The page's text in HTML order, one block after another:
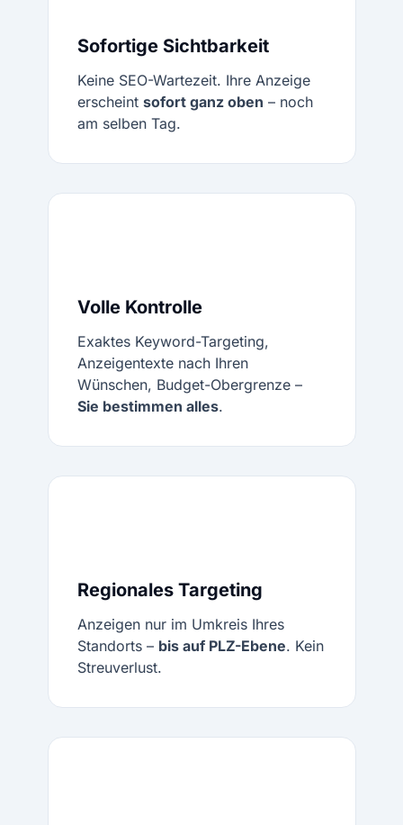
Sofortige Sichtbarkeit
Keine SEO-Wartezeit. Ihre Anzeige
erscheint sofort ganz oben – noch
am selben Tag.
Volle Kontrolle
Exaktes Keyword-Targeting,
Anzeigentexte nach Ihren
Wünschen, Budget-Obergrenze –
Sie bestimmen alles.
Regionales Targeting
Anzeigen nur im Umkreis Ihres
Standorts – bis auf PLZ-Ebene. Kein
Streuverlust.